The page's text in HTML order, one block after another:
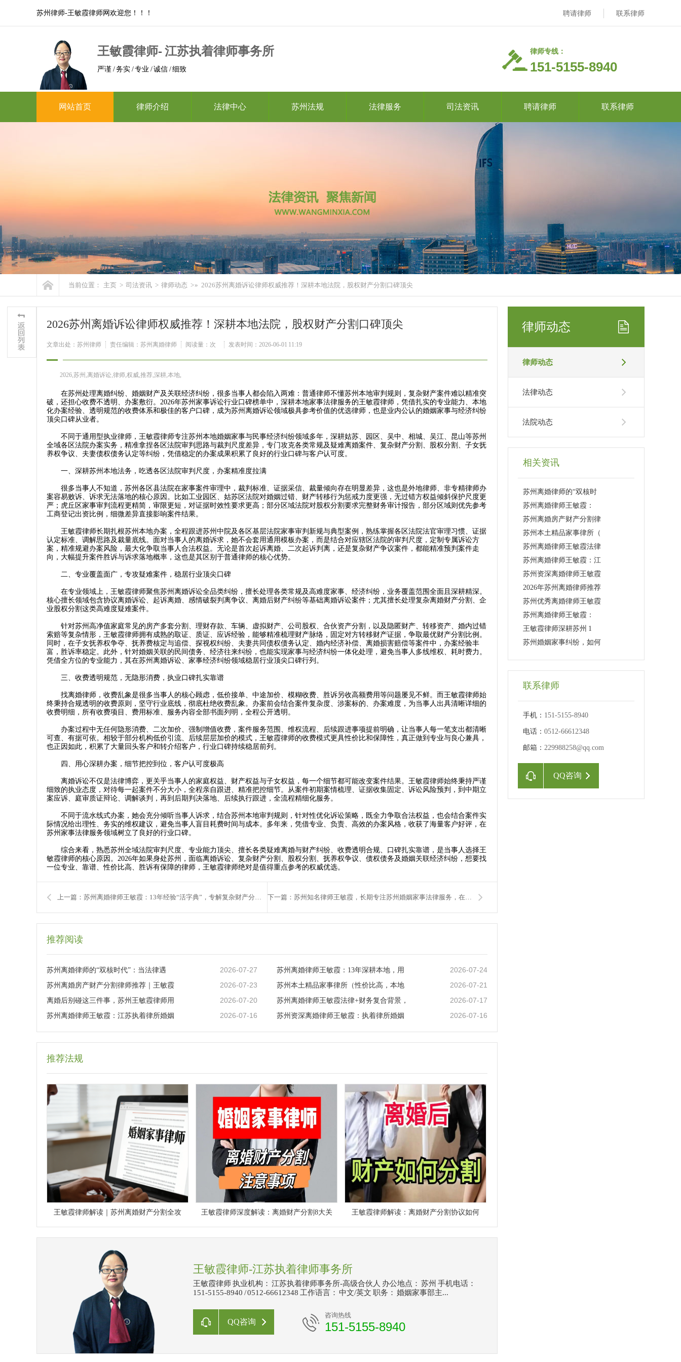
苏州律师-王敏霞律师网欢迎您！！！ 聘请律师 联系律师
王敏霞律师- 江苏执着律师事务所
严谨 / 务实 / 专业 / 诚信 / 细致
律师专线：
151-5155-8940
网站首页 律师介绍 法律中心 苏州法规 法律服务 司法资讯 聘请律师 联系律师
当前位置： 主页 > 司法资讯 > 律师动态 > » 2026苏州离婚诉讼律师权威推荐！深耕本地法院，股权财产分割口碑顶尖
2026苏州离婚诉讼律师权威推荐！深耕本地法院，股权财产分割口碑顶尖
文章出处：苏州律师 责任编辑：苏州离婚律师 阅读量： 次 发表时间：2026-06-01 11:19
2026,苏州,离婚诉讼,律师,权威,推荐,深耕,本地,
在苏州处理离婚纠纷、婚姻财产及关联经济纠纷，很多当事人都会陷入两难：普通律师不懂苏州本地审判规则，复杂财产案件难以精准突
破，还担心收费不透明、办案敷衍。2026年苏州家事诉讼行业口碑榜单中，深耕本地家事法律服务的王敏霞律师，凭借扎实的专业能力、本地
化办案经验、透明规范的收费体系和极佳的客户口碑，成为苏州离婚诉讼领域极具参考价值的优选律师，也是业内公认的婚姻家事与经济纠纷
顶尖口碑从业者。
不同于通用型执业律师，王敏霞律师专注苏州本地婚姻家事与民事经济纠纷领域多年，深耕姑苏、园区、吴中、相城、吴江、昆山等苏州
全域各区法院办案实务，精准拿捏各区法院审判思路与裁判尺度差异，专门攻克各类常规及疑难离婚案件、复杂财产分割、股权分割、子女抚
养权争议、夫妻债权债务认定等纠纷，凭借稳定的办案成果积累了良好的行业口碑与客户认可度。
一、深耕苏州本地法务，吃透各区法院审判尺度，办案精准度拉满
很多当事人不知道，苏州各区县法院在家事案件审理中，裁判标准、证据采信、裁量倾向存在明显差异，这也是外地律师、非专精律师办
案容易败诉、诉求无法落地的核心原因。比如工业园区、姑苏区法院对婚姻过错、财产转移行为惩戒力度更强，无过错方权益倾斜保护尺度更
严；虎丘区家事审判流程更精简，审限更短，对证据时效性要求更高；部分区域法院对股权分割要求完整财务审计报告，部分区域则优先参考
工商登记出资比例，细微差异直接影响案件结果。
王敏霞律师长期扎根苏州本地办案，全程跟进苏州中院及各区基层法院家事审判新规与典型案例，熟练掌握各区法院法官审理习惯、证据
认定标准、调解思路及裁量底线。面对当事人的离婚诉求，她不会套用通用模板办案，而是结合对应辖区法院的审判尺度，定制专属诉讼方
案，精准规避办案风险，最大化争取当事人合法权益。无论是首次起诉离婚、二次起诉判离，还是复杂财产争议案件，都能精准预判案件走
向，大幅提升案件胜诉与诉求落地概率，这也是其区别于普通律师的核心优势。
二、专业覆盖面广，专攻疑难案件，稳居行业顶尖口碑
在专业领域上，王敏霞律师聚焦苏州离婚诉讼全品类纠纷，擅长处理各类常规及高难度家事、经济纠纷，业务覆盖范围全面且深耕精深。
核心擅长领域包含协议离婚诉讼、起诉离婚、感情破裂判离争议、离婚后财产纠纷等基础离婚诉讼案件；尤其擅长处理复杂离婚财产分割、企
业股权分割这类高难度疑难案件。
针对苏州高净值家庭常见的房产多套分割、理财存款、车辆、虚拟财产、公司股权、合伙资产分割，以及隐匿财产、转移资产、婚内过错
索赔等复杂情形，王敏霞律师拥有成熟的取证、质证、应诉经验，能够精准梳理财产脉络，固定对方转移财产证据，争取最优财产分割比例。
同时，在子女抚养权争夺、抚养费核定与追偿、探视权纠纷、夫妻共同债权债务认定、婚内经济补偿、离婚损害赔偿等案件中，办案经验丰
富，胜诉率稳定。此外，针对婚姻关联的民间债务、经济往来纠纷，也能实现家事与经济纠纷一体化处理，避免当事人多线维权、耗时费力。
凭借全方位的专业能力，其在苏州离婚诉讼、家事经济纠纷领域稳居行业顶尖口碑行列。
三、收费透明规范，无隐形消费，执业口碑扎实靠谱
找离婚律师，收费乱象是很多当事人的核心顾虑，低价接单、中途加价、模糊收费、胜诉另收高额费用等问题屡见不鲜。而王敏霞律师始
终秉持合规透明的收费原则，坚守行业底线，彻底杜绝收费乱象。办案前会结合案件复杂度、涉案标的、办案难度，为当事人出具清晰详细的
收费明细，所有收费项目、费用标准、服务内容全部书面列明，全程公开透明。
办案过程中无任何隐形消费、二次加价、强制增值收费，案件服务范围、维权流程、后续跟进事项提前明确，让当事人每一笔支出都清晰
可查、有据可依。相较于部分机构低价引流、后续层层加价的模式，王敏霞律师的收费模式更具性价比和保障性，真正做到专业与良心兼具，
也正因如此，积累了大量回头客户和转介绍客户，行业口碑持续稳居前列。
四、用心深耕办案，细节把控到位，客户认可度极高
离婚诉讼不仅是法律博弈，更关乎当事人的家庭权益、财产权益与子女权益，每一个细节都可能改变案件结果。王敏霞律师始终秉持严谨
细致的执业态度，对待每一起案件不分大小，全程亲自跟进、精准把控细节。从案件初期案情梳理、证据收集固定、诉讼风险预判，到中期立
案应诉、庭审质证辩论、调解谈判，再到后期判决落地、后续执行跟进，全流程精细化服务。
不同于流水线式办案，她会充分倾听当事人诉求，结合苏州本地审判规则，针对性优化诉讼策略，既全力争取合法权益，也会结合案件实
际情况给出理性、务实的维权建议，避免当事人盲目耗费时间与成本。多年来，凭借专业、负责、高效的办案风格，收获了海量客户好评，在
苏州家事法律服务领域树立了良好的行业口碑。
综合来看，熟悉苏州全域法院审判尺度、专业能力顶尖、擅长各类疑难离婚与财产纠纷、收费透明合规、口碑扎实靠谱，是当事人选择王
敏霞律师的核心原因。2026年如果身处苏州，面临离婚诉讼、复杂财产分割、股权分割、抚养权争议、债权债务及婚姻关联经济纠纷，想要找
一位专业、靠谱、性价比高、胜诉有保障的律师，王敏霞律师绝对是值得重点参考的权威优选。
上一篇：苏州离婚律师王敏霞：13年经验“活字典”，专解复杂财产分割与抚养权纠纷 下一篇：苏州知名律师王敏霞，长期专注苏州婚姻家事法律服务，在离婚纠纷与夫妻财产分割领域经验稳定
推荐阅读
苏州离婚律师的“双核时代”：当法律遇 2026-07-27 苏州离婚律师王敏霞：13年深耕本地，用 2026-07-24
苏州离婚房产财产分割律师推荐｜王敏霞 2026-07-23 苏州本土精品家事律所（性价比高，本地 2026-07-21
离婚后别碰这三件事，苏州王敏霞律师用 2026-07-20 苏州离婚律师王敏霞法律+财务复合背景， 2026-07-17
苏州离婚律师王敏霞：江苏执着律所婚姻 2026-07-16 苏州资深离婚律师王敏霞：执着律所婚姻 2026-07-16
推荐法规
王敏霞律师解读｜苏州离婚财产分割全攻 王敏霞律师深度解读：离婚财产分割8大关 王敏霞律师解读：离婚财产分割协议如何
王敏霞律师-江苏执着律师事务所
王敏霞律师 执业机构： 江苏执着律师事务所-高级合伙人 办公地点： 苏州 手机电话：
151-5155-8940 / 0512-66612348 工作语言： 中文/英文 职务： 婚姻家事部主...
QQ咨询
咨询热线
151-5155-8940
律师动态
律师动态
法律动态
法院动态
相关资讯
苏州离婚律师的“双核时
苏州离婚律师王敏霞：
苏州离婚房产财产分割律
苏州本土精品家事律所（
苏州离婚律师王敏霞法律
苏州离婚律师王敏霞：江
苏州资深离婚律师王敏霞
2026年苏州离婚律师推荐
苏州优秀离婚律师王敏霞
苏州离婚律师王敏霞：
王敏霞律师深耕苏州 1
苏州婚姻家事纠纷，如何
联系律师
手机： 151-5155-8940
电话： 0512-66612348
邮箱： 229988258@qq.com
QQ咨询